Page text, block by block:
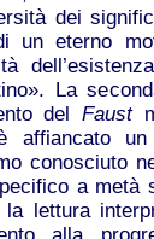
dei
un eterno
La
delFaust
affiancato
conosciuto
a metà
lettura